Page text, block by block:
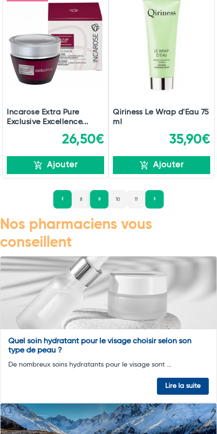
Incarose Extra Pure
Exclusive Excellence...
26,50€
Ajouter
Qiriness Le Wrap d'Eau 75
ml
35,90€
Ajouter
8 9 10 11
Nos pharmaciens vous
conseillent
Quel soin hydratant pour le visage choisir selon son
type de peau ?
De nombreux soins hydratants pour le visage sont ...
Lire la suite